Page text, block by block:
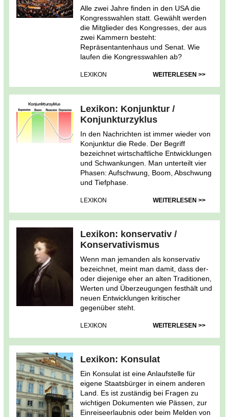
Alle zwei Jahre finden in den USA die
Kongresswahlen statt. Gewählt werden
die Mitglieder des Kongresses, der aus
zwei Kammern besteht:
Repräsentantenhaus und Senat. Wie
laufen die Kongresswahlen ab?
LEXIKON WEITERLESEN >>
Lexikon: Konjunktur /
Konjunkturzyklus
In den Nachrichten ist immer wieder von
Konjunktur die Rede. Der Begriff
bezeichnet wirtschaftliche Entwicklungen
und Schwankungen. Man unterteilt vier
Phasen: Aufschwung, Boom, Abschwung
und Tiefphase.
LEXIKON WEITERLESEN >>
Lexikon: konservativ /
Konservativismus
Wenn man jemanden als konservativ
bezeichnet, meint man damit, dass der-
oder diejenige eher an alten Traditionen,
Werten und Überzeugungen festhält und
neuen Entwicklungen kritischer
gegenüber steht.
LEXIKON WEITERLESEN >>
Lexikon: Konsulat
Ein Konsulat ist eine Anlaufstelle für
eigene Staatsbürger in einem anderen
Land. Es ist zuständig bei Fragen zu
wichtigen Dokumenten wie Pässen, zur
Einreiseerlaubnis oder beim Melden von